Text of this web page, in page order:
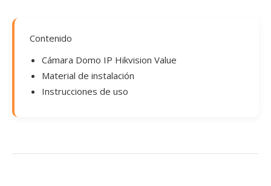
Contenido
Cámara Domo IP Hikvision Value
Material de instalación
Instrucciones de uso